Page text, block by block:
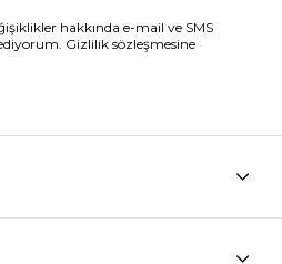
hakkında e-mail ve SMS
Gizlilik sözleşmesine